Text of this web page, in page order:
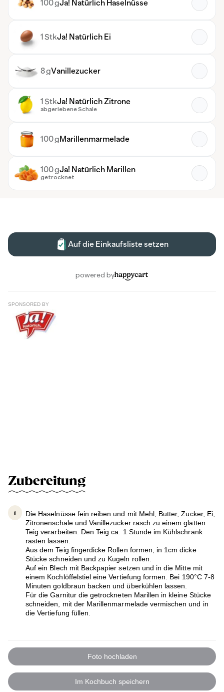
SPONSORED BY
Zubereitung
Die Haselnüsse fein reiben und mit Mehl, Butter, Zucker, Ei,
Zitronenschale und Vanillezucker rasch zu einem glatten
Teig verarbeiten. Den Teig ca. 1 Stunde im Kühlschrank
rasten lassen.
Aus dem Teig fingerdicke Rollen formen, in 1cm dicke
Stücke schneiden und zu Kugeln rollen.
Auf ein Blech mit Backpapier setzen und in die Mitte mit
einem Kochlöffelstiel eine Vertiefung formen. Bei 190°C 7-8
Minuten goldbraun backen und überkühlen lassen.
Für die Garnitur die getrockneten Marillen in kleine Stücke
schneiden, mit der Marillenmarmelade vermischen und in
die Vertiefung füllen.
Foto hochladen
Im Kochbuch speichern